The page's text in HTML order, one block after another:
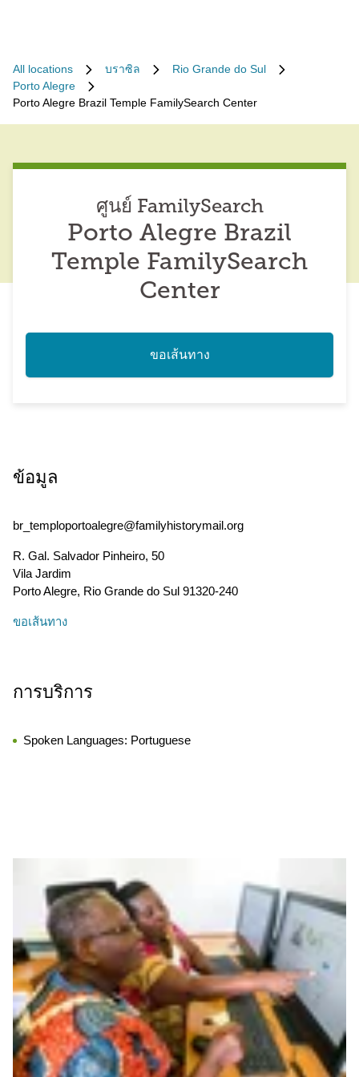
All locations บราซิล
Rio Grande do Sul
Porto Alegre
Porto Alegre Brazil Temple FamilySearch Center
ศูนย์ FamilySearch
Porto Alegre Brazil
Temple FamilySearch
Center
ขอเส้นทาง
ข้อมูล
br_temploportoalegre@familyhistorymail.org
R. Gal. Salvador Pinheiro, 50
Vila Jardim
Porto Alegre, Rio Grande do Sul 91320-240
ขอเส้นทาง
การบริการ
Spoken Languages: Portuguese